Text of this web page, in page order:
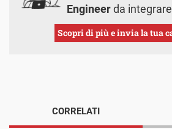
Engineerda
Scopri di più e invia la tua
CORRELATI